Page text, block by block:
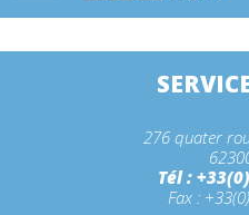
276 quater
Tél :
Fax :